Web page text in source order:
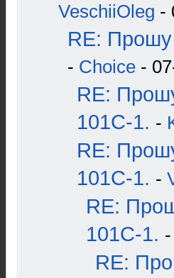
VeschiiOleg -
RE:
- Choice -
RE:
101С-1. -
RE:
101С-1. -
RE:
101С-1. -
RE: